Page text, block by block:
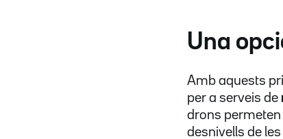
Una
Amb aquests
per a serveis de
drons permeten
desnivells de